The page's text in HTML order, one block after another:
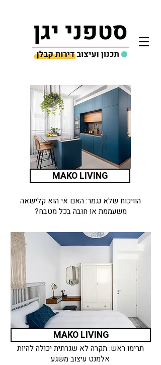
MAKO LIVING
הוויכוח שלא נגמר: האם אי הוא קלישאה
משעממת או חובה בכל מטבח?
MAKO LIVING
תרימו ראש: תקרה לא שגרתית יכולה להיות
אלמנט עיצוב משגע